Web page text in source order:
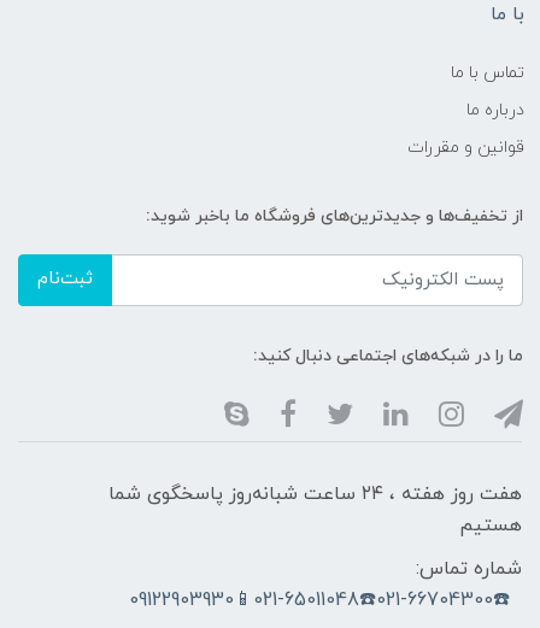
با ما
تماس با ما
درباره ما
قوانین و مقررات
از تخفیف‌ها و جدیدترین‌های فروشگاه ما باخبر شوید:
ثبت‌نام
ما را در شبکه‌های اجتماعی دنبال کنید:
هفت روز هفته ، ۲۴ ساعت شبانه‌روز پاسخگوی شما
هستیم
شماره تماس:
☎️021-66704300☎️021-65011048📱09122903930